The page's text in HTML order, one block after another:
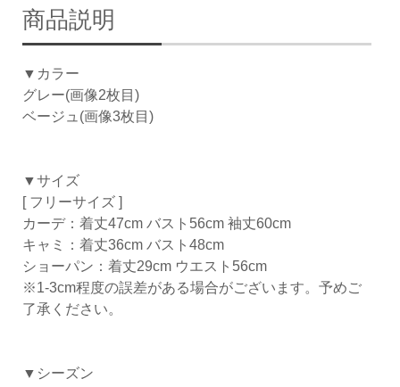
商品説明
▼カラー
グレー(画像2枚目)
ベージュ(画像3枚目)
▼サイズ
[ フリーサイズ ]
カーデ：着丈47cm バスト56cm 袖丈60cm
キャミ：着丈36cm バスト48cm
ショーパン：着丈29cm ウエスト56cm
※1-3cm程度の誤差がある場合がございます。予めご
了承ください。
▼シーズン